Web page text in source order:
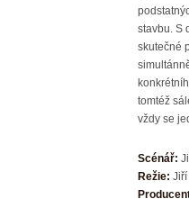
stavbu. S
skutečné
tomtéž
vždy se
Scénář:
Režie: